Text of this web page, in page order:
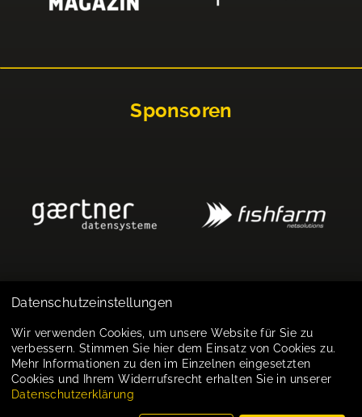
Sponsoren
Impressum
Datenschutz
Cookie-Einstellungen
Datenschutzeinstellungen
Wir verwenden Cookies, um unsere Website für Sie zu
verbessern. Stimmen Sie hier dem Einsatz von Cookies zu.
Mehr Informationen zu den im Einzelnen eingesetzten
Cookies und Ihrem Widerrufsrecht erhalten Sie in unserer
Datenschutzerklärung